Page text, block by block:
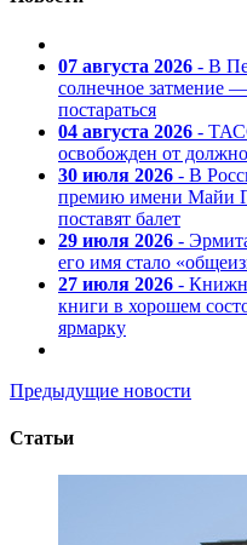
07 августа 2026 - В
солнечное затмение
постараться
04 августа 2026 -
освобожден от
30 июля 2026 - В
премию имени Майи
поставят балет
29 июля 2026 -
его имя стало
27 июля 2026 -
книги в хорошем
ярмарку
Предыдущие новости
Статьи